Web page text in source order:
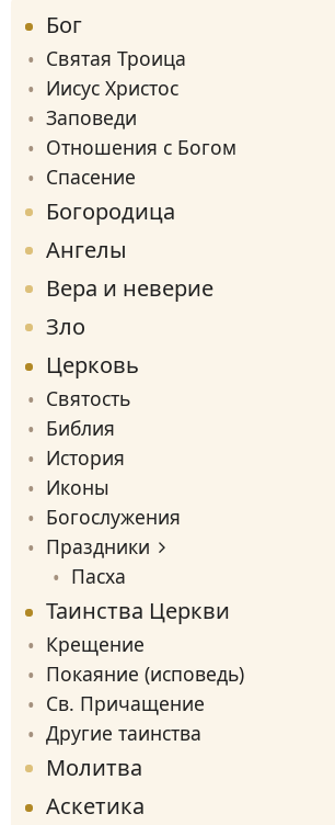
Бог
Святая Троица
Иисус Христос
Заповеди
Отношения с Богом
Спасение
Богородица
Ангелы
Вера и неверие
Зло
Церковь
Святость
Библия
История
Иконы
Богослужения
Праздники
Пасха
Таинства Церкви
Крещение
Покаяние (исповедь)
Св. Причащение
Другие таинства
Молитва
Аскетика